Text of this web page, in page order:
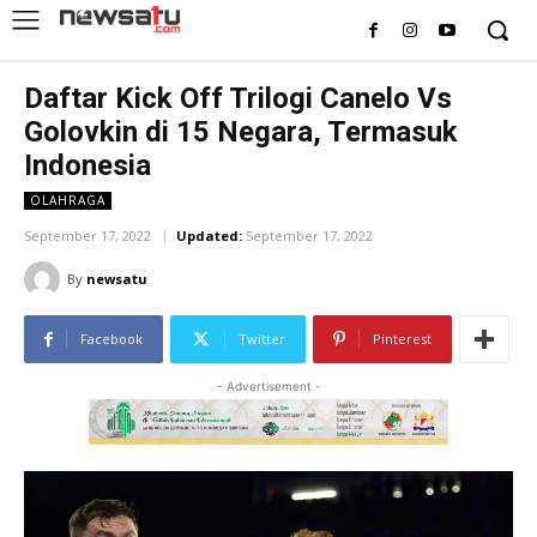
Daftar Kick Off Trilogi Canelo Vs
Golovkin di 15 Negara, Termasuk
Indonesia
OLAHRAGA
September 17, 2022 Updated: September 17, 2022
By newsatu
Facebook Twitter Pinterest
- Advertisement -